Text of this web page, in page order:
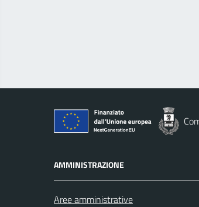
AMMINISTRAZIONE
Aree amministrative